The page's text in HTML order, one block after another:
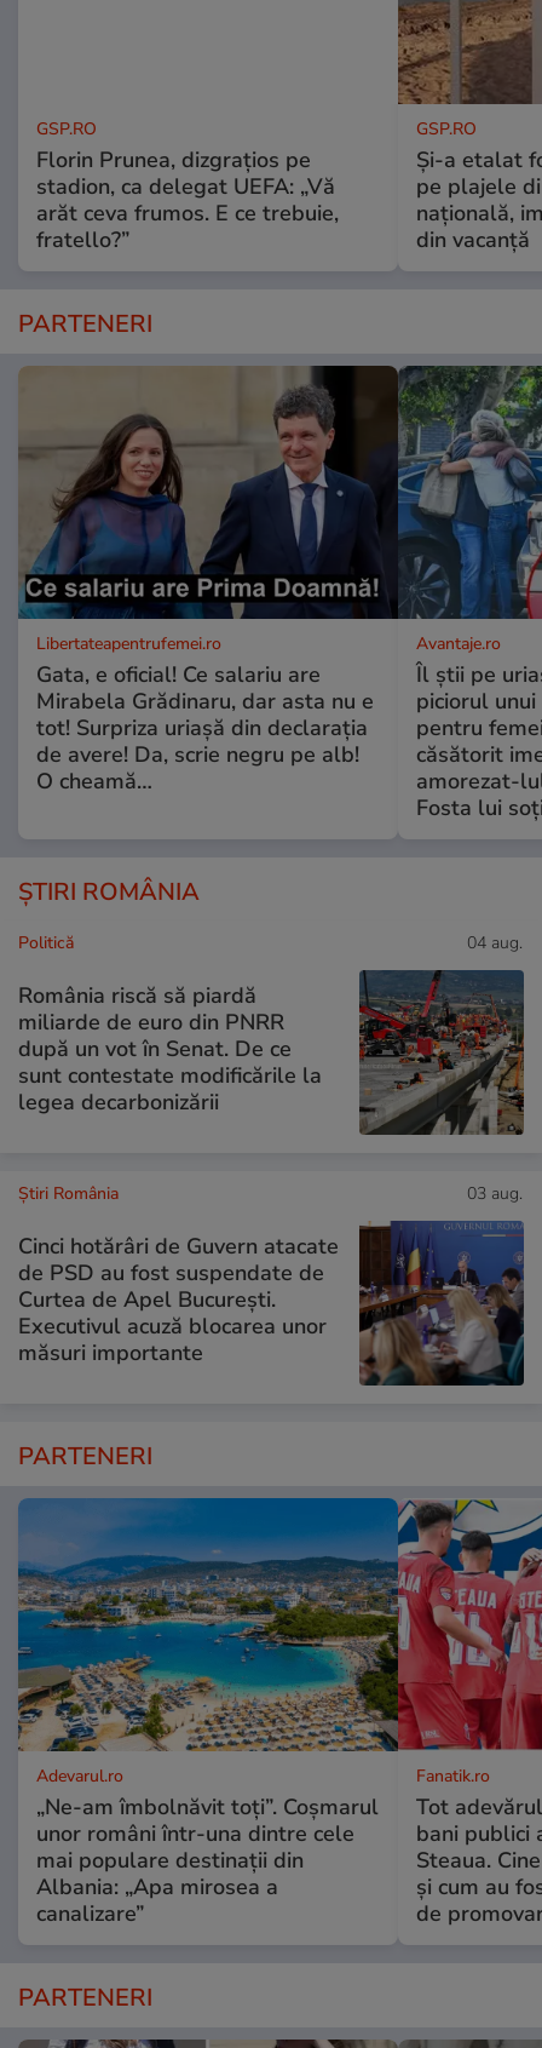
GSP.RO
Florin Prunea, dizgrațios pe
stadion, ca delegat UEFA: „Vă
arăt ceva frumos. E ce trebuie,
fratello?”
GSP.RO
Și-a etalat
pe plajele
națională,
din vacanță
PARTENERI
Libertateapentrufemei.ro
Gata, e oficial! Ce salariu are
Mirabela Grădinaru, dar asta nu e
tot! Surpriza uriașă din declarația
de avere! Da, scrie negru pe alb!
O cheamă…
Avantaje.ro
Îl știi pe
piciorul
pentru
căsătorit
amorezat-
Fosta lui
ȘTIRI ROMÂNIA
Politică 04 aug.
România riscă să piardă
miliarde de euro din PNRR
după un vot în Senat. De ce
sunt contestate modificările la
legea decarbonizării
Știri România 03 aug.
Cinci hotărâri de Guvern atacate
de PSD au fost suspendate de
Curtea de Apel București.
Executivul acuză blocarea unor
măsuri importante
PARTENERI
Adevarul.ro
„Ne-am îmbolnăvit toți”. Coșmarul
unor români într-una dintre cele
mai populare destinații din
Albania: „Apa mirosea a
canalizare”
Fanatik.ro
Tot
bani publici
Steaua.
și cum au
de
PARTENERI